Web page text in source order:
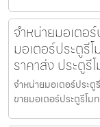
จำหน่ายมอเตอ
มอเตอร์ประตูรี
ราคาส่ง ประตูรี
จำหน่ายมอเตอร์ประตู
ขายมอเตอร์ประตูรีโ